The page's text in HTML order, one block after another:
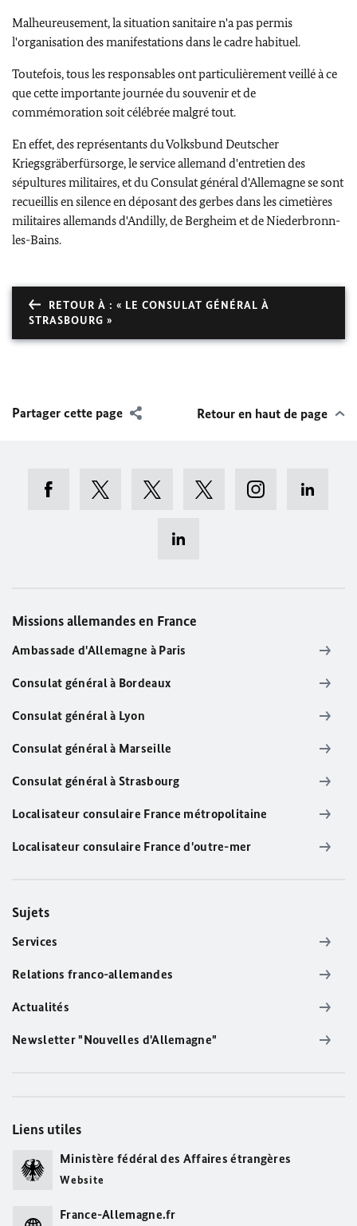
Malheureusement, la situation sanitaire n'a pas permis
l'organisation des manifestations dans le cadre habituel.
Toutefois, tous les responsables ont particulièrement veillé à ce
que cette importante journée du souvenir et de
commémoration soit célébrée malgré tout.
En effet, des représentants du Volksbund Deutscher
Kriegsgräberfürsorge, le service allemand d'entretien des
sépultures militaires, et du Consulat général d'Allemagne se sont
recueillis en silence en déposant des gerbes dans les cimetières
militaires allemands d'Andilly, de Bergheim et de Niederbronn-
les-Bains.
RETOUR À : « LE CONSULAT GÉNÉRAL À
STRASBOURG »
Partager cette page Retour en haut de page
Missions allemandes en France
Ambassade d'Allemagne à Paris
Consulat général à Bordeaux
Consulat général à Lyon
Consulat général à Marseille
Consulat général à Strasbourg
Localisateur consulaire France métropolitaine
Localisateur consulaire France d'outre-mer
Sujets
Services
Relations franco-allemandes
Actualités
Newsletter "Nouvelles d'Allemagne"
Liens utiles
Ministère fédéral des Affaires étrangères
Website
France-Allemagne.fr